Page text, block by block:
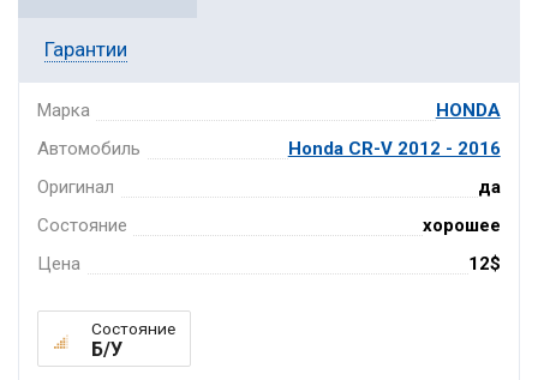
Гарантии
Марка
HONDA
Автомобиль
Honda CR-V 2012 - 2016
Оригинал
да
Состояние
хорошее
Цена
12$
Состояние
Б/У